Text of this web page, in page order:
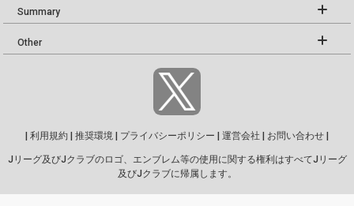
Summary
Other
利用規約 推奨環境 プライバシーポリシー 運営会社 お問い合わせ
Jリーグ及びJクラブのロゴ、エンブレム等の使用に関する権利はすべてJリーグ
及びJクラブに帰属します。